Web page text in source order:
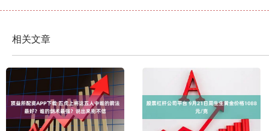
相关文章